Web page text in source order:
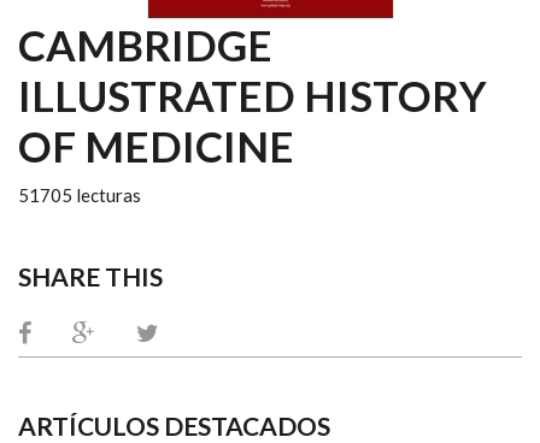
CAMBRIDGE
ILLUSTRATED HISTORY
OF MEDICINE
51705 lecturas
SHARE THIS
ARTÍCULOS DESTACADOS